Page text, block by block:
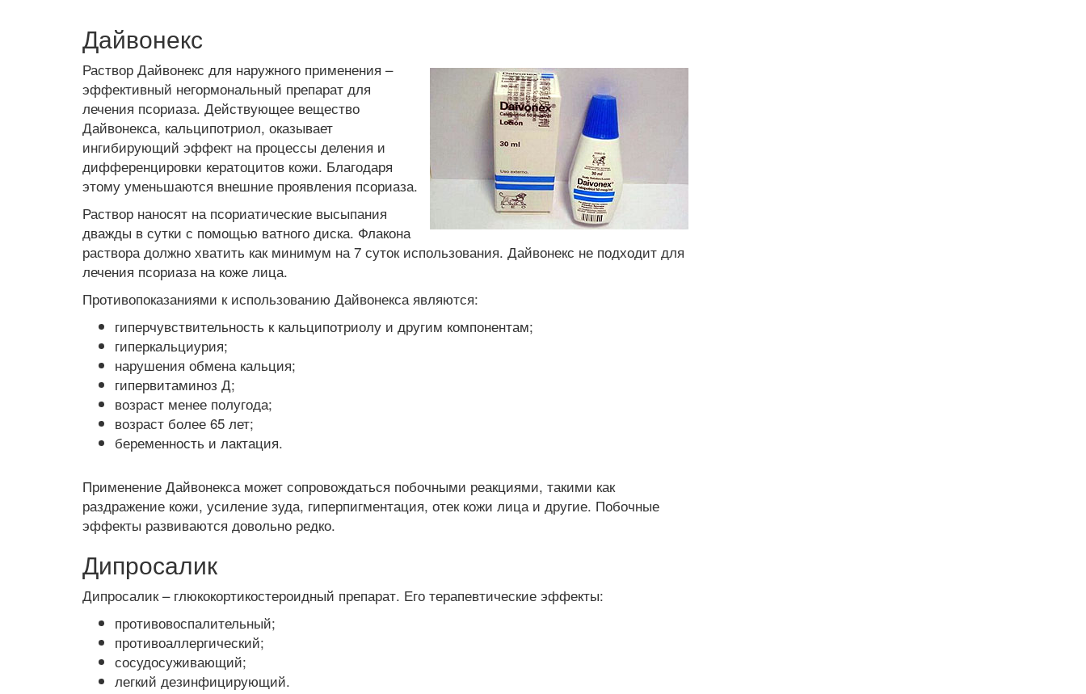
Дайвонекс
Раствор Дайвонекс для наружного применения –
эффективный негормональный препарат для
лечения псориаза. Действующее вещество
Дайвонекса, кальципотриол, оказывает
ингибирующий эффект на процессы деления и
дифференцировки кератоцитов кожи. Благодаря
этому уменьшаются внешние проявления псориаза.
Раствор наносят на псориатические высыпания
дважды в сутки с помощью ватного диска. Флакона
раствора должно хватить как минимум на 7 суток использования. Дайвонекс не подходит для
лечения псориаза на коже лица.
Противопоказаниями к использованию Дайвонекса являются:
гиперчувствительность к кальципотриолу и другим компонентам;
гиперкальциурия;
нарушения обмена кальция;
гипервитаминоз Д;
возраст менее полугода;
возраст более 65 лет;
беременность и лактация.
Применение Дайвонекса может сопровождаться побочными реакциями, такими как
раздражение кожи, усиление зуда, гиперпигментация, отек кожи лица и другие. Побочные
эффекты развиваются довольно редко.
Дипросалик
Дипросалик – глюкокортикостероидный препарат. Его терапевтические эффекты:
противовоспалительный;
противоаллергический;
сосудосуживающий;
легкий дезинфицирующий.